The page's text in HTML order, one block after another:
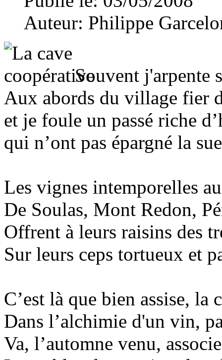
Auteur: Philippe
Souvent j'arpente
Aux abords du village fier
et je foule un passé riche
qui n’ont pas épargné la
Les vignes intemporelles
De Soulas, Mont Redon,
Offrent à leurs raisins des
Sur leurs ceps tortueux et
C’est là que bien assise, la
Dans l’alchimie d'un vin,
Va, l’automne venu,